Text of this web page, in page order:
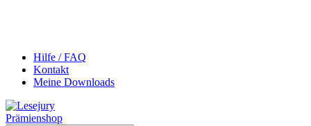
Hilfe / FAQ
Kontakt
Meine Downloads
Prämienshop